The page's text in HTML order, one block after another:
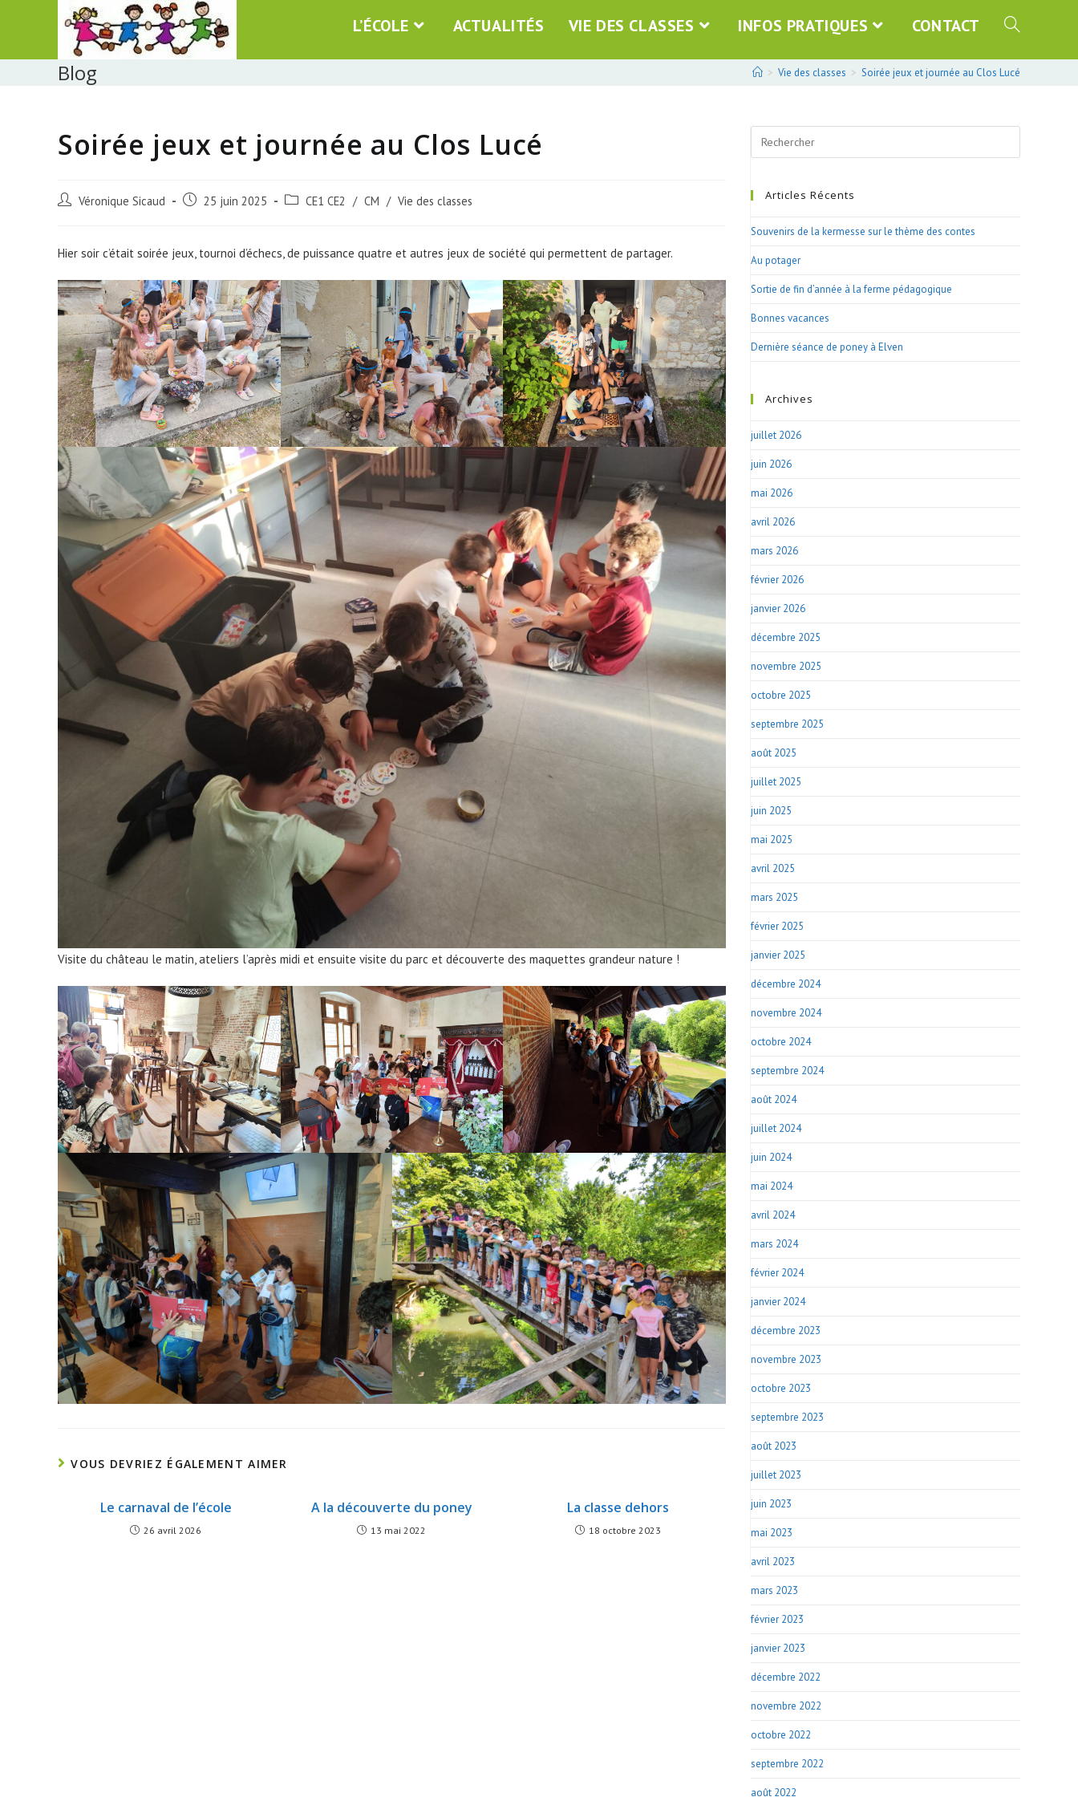
L’ÉCOLE ACTUALITÉS VIE DES CLASSES INFOS PRATIQUES CONTACT
Blog > Vie des classes > Soirée jeux et journée au Clos Lucé
Soirée jeux et journée au Clos Lucé
Post Véronique Sicaud
Post 25 juin 2025
Post CE1 CE2 / CM / Vie des classes
Hier soir c’était soirée jeux, tournoi d’échecs, de puissance quatre et autres jeux de société qui permettent de partager.
Visite du château le matin, ateliers l’après midi et ensuite visite du parc et découverte des maquettes grandeur nature !
VOUS DEVRIEZ ÉGALEMENT AIMER
Le carnaval de l’école
26 avril 2026
A la découverte du poney
13 mai 2022
La classe dehors
18 octobre 2023
Search
this
Articles Récents
Souvenirs de la kermesse sur le thème des contes
Au potager
Sortie de fin d’année à la ferme pédagogique
Bonnes vacances
Dernière séance de poney à Elven
Archives
juillet 2026
juin 2026
mai 2026
avril 2026
mars 2026
février 2026
janvier 2026
décembre 2025
novembre 2025
octobre 2025
septembre 2025
août 2025
juillet 2025
juin 2025
mai 2025
avril 2025
mars 2025
février 2025
janvier 2025
décembre 2024
novembre 2024
octobre 2024
septembre 2024
août 2024
juillet 2024
juin 2024
mai 2024
avril 2024
mars 2024
février 2024
janvier 2024
décembre 2023
novembre 2023
octobre 2023
septembre 2023
août 2023
juillet 2023
juin 2023
mai 2023
avril 2023
mars 2023
février 2023
janvier 2023
décembre 2022
novembre 2022
octobre 2022
septembre 2022
août 2022